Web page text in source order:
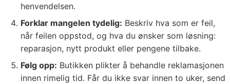
henvendelsen.
Forklar mangelen tydelig: Beskriv hva som er feil,
når feilen oppstod, og hva du ønsker som løsning:
reparasjon, nytt produkt eller pengene tilbake.
Følg opp: Butikken plikter å behandle reklamasjonen
innen rimelig tid. Får du ikke svar innen to uker, send